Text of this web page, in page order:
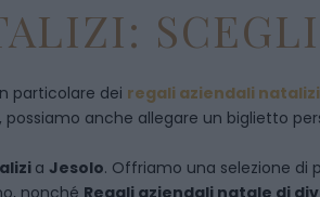
particolare dei regali aziendali natalizi
anche allegare un biglietto
a Jesolo. Offriamo una selezione di
nonché Regali aziendali natale di